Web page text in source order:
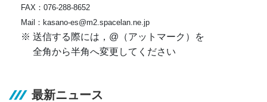
FAX：076-288-8652
Mail：kasano-es@m2.spacelan.ne.jp
※ 送信する際には，@（アットマーク）を
全角から半角へ変更してください
最新ニュース